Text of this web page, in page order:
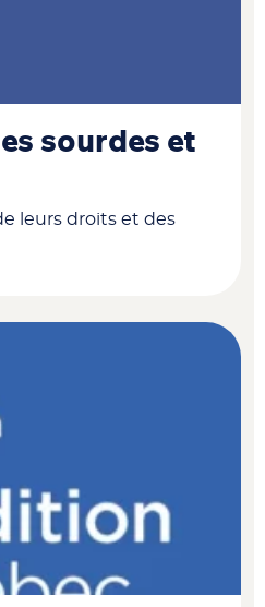
sourdes et
leurs droits et des